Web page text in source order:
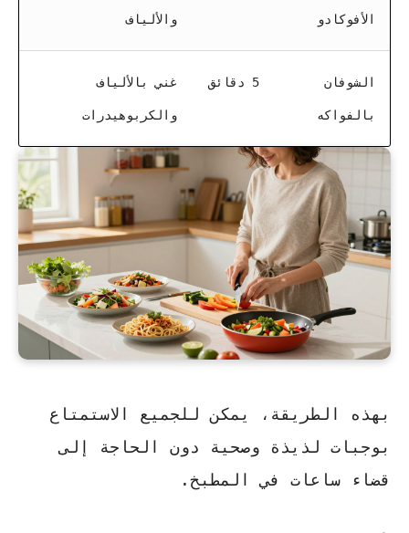
الأفوكادو والألياف
الشوفان
بالفواكه
5 دقائق غني بالألياف
والكربوهيدرات
بهذه الطريقة، يمكن للجميع الاستمتاع
بوجبات لذيذة وصحية دون الحاجة إلى
قضاء ساعات في المطبخ.